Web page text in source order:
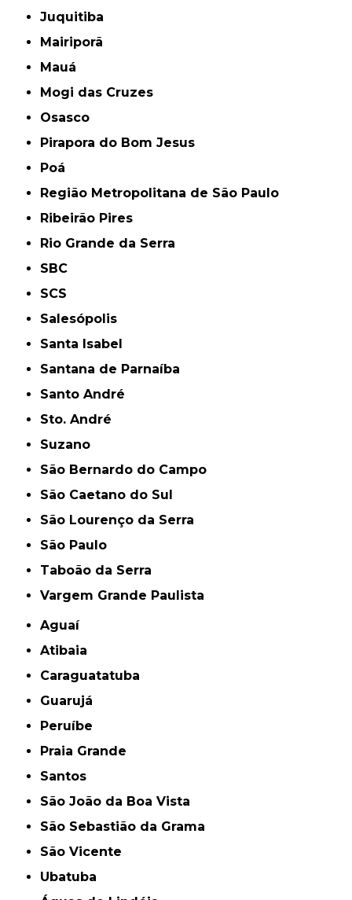
Juquitiba
Mairiporã
Mauá
Mogi das Cruzes
Osasco
Pirapora do Bom Jesus
Poá
Região Metropolitana de São Paulo
Ribeirão Pires
Rio Grande da Serra
SBC
SCS
Salesópolis
Santa Isabel
Santana de Parnaíba
Santo André
Sto. André
Suzano
São Bernardo do Campo
São Caetano do Sul
São Lourenço da Serra
São Paulo
Taboão da Serra
Vargem Grande Paulista
Aguaí
Atibaia
Caraguatatuba
Guarujá
Peruíbe
Praia Grande
Santos
São João da Boa Vista
São Sebastião da Grama
São Vicente
Ubatuba